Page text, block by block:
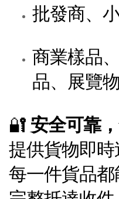
批發商、
商業樣品
品、展覽
🔐 安全可靠
提供貨物即
每一件貨品都